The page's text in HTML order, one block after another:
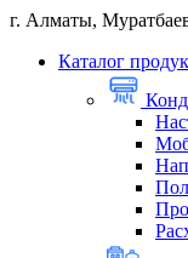
г. Алматы,
Каталог